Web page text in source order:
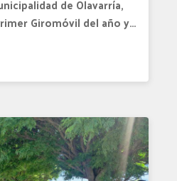
de Olavarría,
Giromóvil del año y…